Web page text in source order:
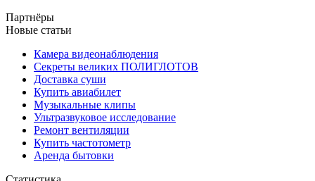
Партнёры
Новые статьи
Камера видеонаблюдения
Секреты великих ПОЛИГЛОТОВ
Доставка суши
Купить авиабилет
Музыкальные клипы
Ультразвуковое исследование
Ремонт вентиляции
Купить частотометр
Аренда бытовки